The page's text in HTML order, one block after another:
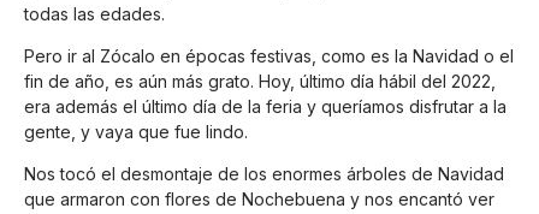
todas las edades.
Pero ir al Zócalo en épocas festivas, como es la Navidad o el
fin de año, es aún más grato. Hoy, último día hábil del 2022,
era además el último día de la feria y queríamos disfrutar a la
gente, y vaya que fue lindo.
Nos tocó el desmontaje de los enormes árboles de Navidad
que armaron con flores de Nochebuena y nos encantó ver